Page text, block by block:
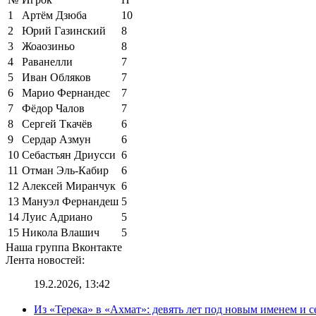
1
Артём Дзюба
10
2
Юрий Газинский
8
3
Жоаозиньо
8
4
Раванелли
7
5
Иван Обляков
7
6
Марио Фернандес
7
7
Фёдор Чалов
7
8
Сергей Ткачёв
6
9
Сердар Азмун
6
10 Себастьян Дриусси 6
11 Отман Эль-Кабир
6
12 Алексей Миранчук 6
13 Мануэл Фернандеш 5
14 Луис Адриано
5
15 Никола Влашич
5
Наша группа Вконтакте
Лента новостей:
19.2.2026, 13:42
Из «Терека» в «Ахмат»: девять лет под новым именем и